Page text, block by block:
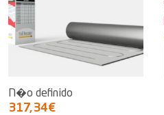
N�o definido
317,34€